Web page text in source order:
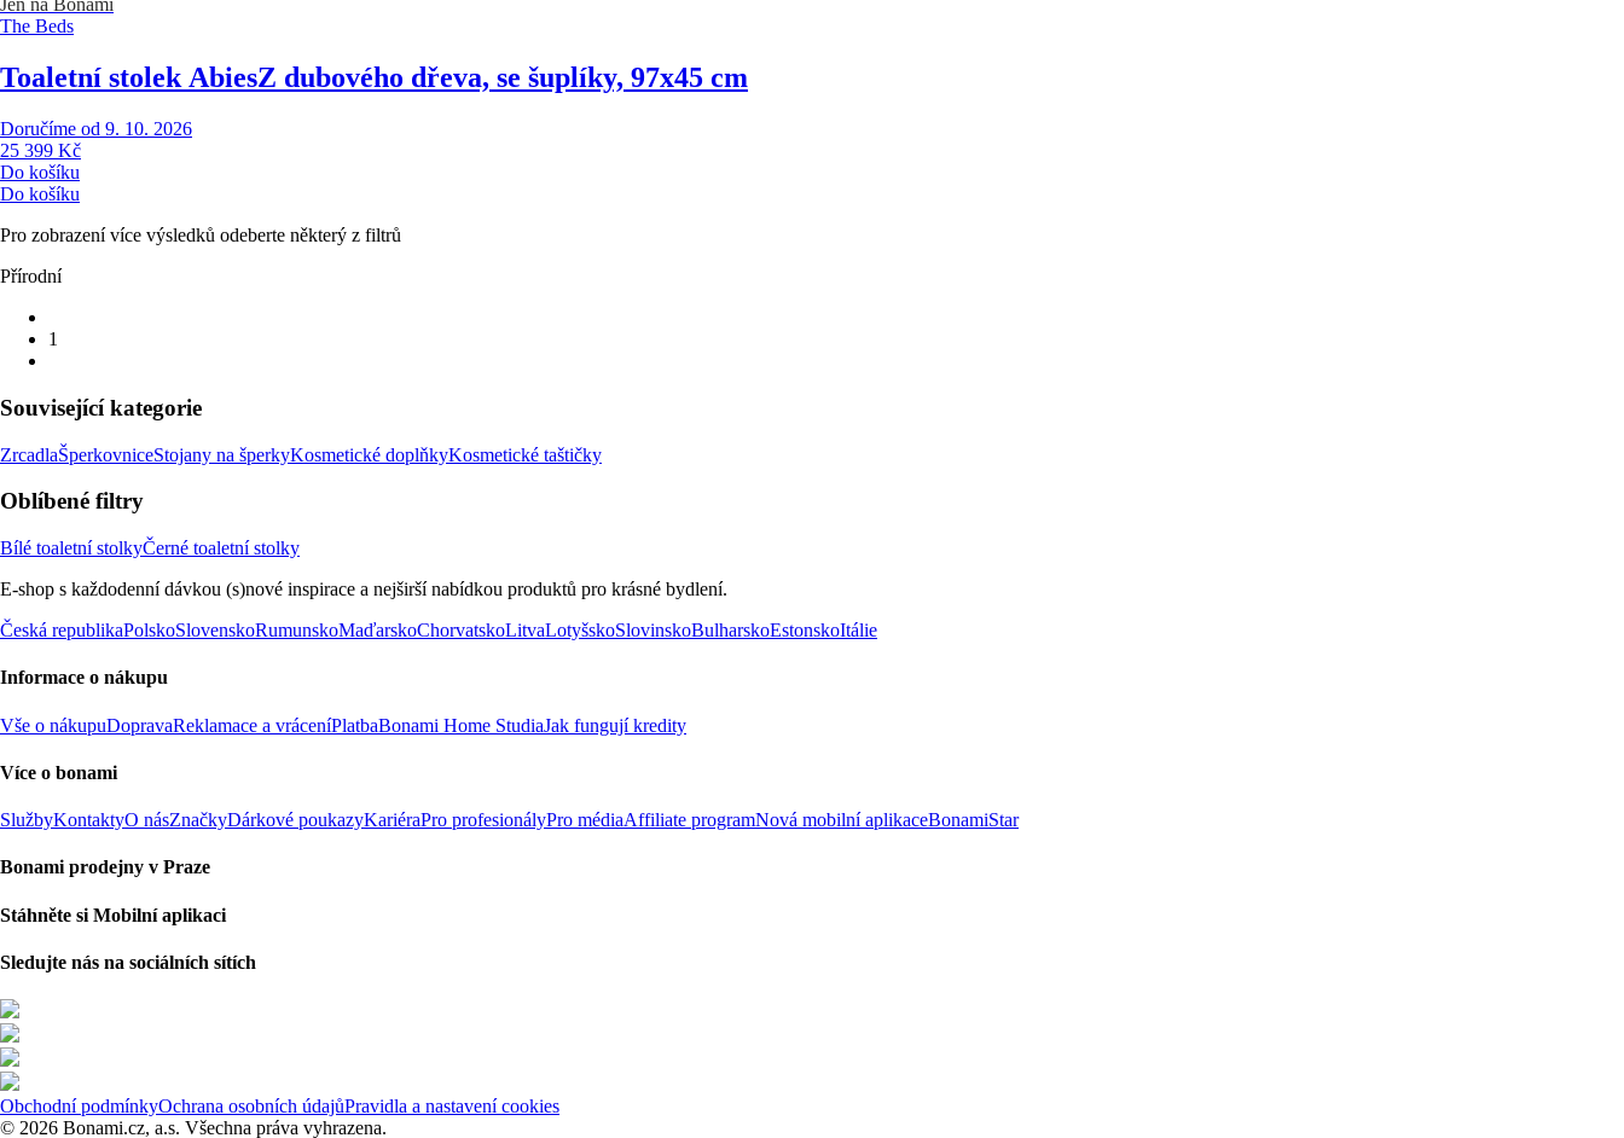
Jen na Bonami
The Beds
Toaletní stolek AbiesZ dubového dřeva, se šuplíky, 97x45 cm
Doručíme od 9. 10. 2026
25 399 Kč
Do košíku
Do košíku
Pro zobrazení více výsledků odeberte některý z filtrů
Přírodní
1
Související kategorie
ZrcadlaŠperkovniceStojany na šperkyKosmetické doplňkyKosmetické taštičky
Oblíbené filtry
Bílé toaletní stolkyČerné toaletní stolky
E-shop s každodenní dávkou (s)nové inspirace a nejširší nabídkou produktů pro krásné bydlení.
Česká republikaPolskoSlovenskoRumunskoMaďarskoChorvatskoLitvaLotyšskoSlovinskoBulharskoEstonskoItálie
Informace o nákupu
Vše o nákupuDopravaReklamace a vráceníPlatbaBonami Home StudiaJak fungují kredity
Více o bonami
SlužbyKontaktyO násZnačkyDárkové poukazyKariéraPro profesionályPro médiaAffiliate programNová mobilní aplikaceBonamiStar
Bonami prodejny v Praze
Stáhněte si Mobilní aplikaci
Sledujte nás na sociálních sítích
Obchodní podmínkyOchrana osobních údajůPravidla a nastavení cookies
© 2026 Bonami.cz, a.s. Všechna práva vyhrazena.